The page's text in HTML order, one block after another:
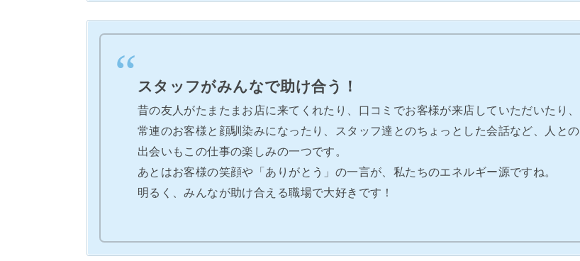
スタッフがみんなで助け合う！
昔の友人がたまたまお店に来てくれたり、口コミでお客様が来店していただいたり、
常連のお客様と顔馴染みになったり、スタッフ達とのちょっとした会話など、人との
出会いもこの仕事の楽しみの一つです。
あとはお客様の笑顔や「ありがとう」の一言が、私たちのエネルギー源ですね。
明るく、みんなが助け合える職場で大好きです！